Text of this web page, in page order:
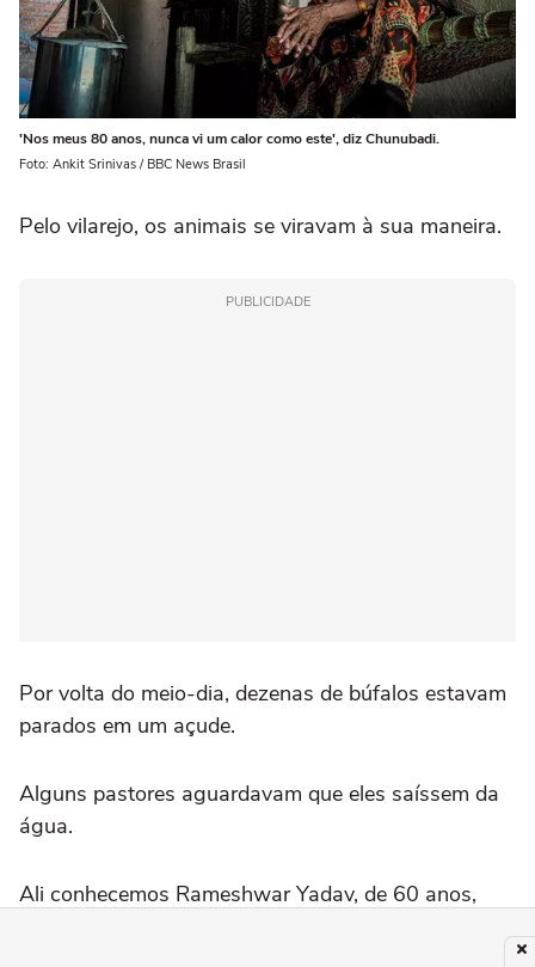
'Nos meus 80 anos, nunca vi um calor como este', diz Chunubadi.
Foto: Ankit Srinivas / BBC News Brasil
Pelo vilarejo, os animais se viravam à sua maneira.
PUBLICIDADE
Por volta do meio-dia, dezenas de búfalos estavam
parados em um açude.
Alguns pastores aguardavam que eles saíssem da
água.
Ali conhecemos Rameshwar Yadav, de 60 anos,